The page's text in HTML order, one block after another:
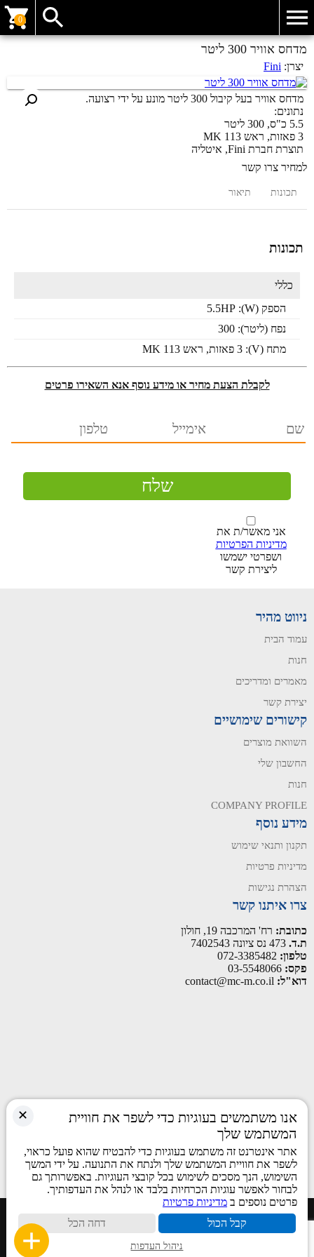
0
מדחס אוויר 300 ליטר
יצרן: Fini
מדחס אוויר בעל קיבול 300 ליטר מונע על ידי רצועה.
נתונים:
5.5 כ"ס, 300 ליטר
3 פאזות, ראש 113 MK
תוצרת חברת Fini, איטליה
למחיר צרו קשר
תכונות תיאור
תכונות
כללי
הספק (W):
5.5HP
נפח (ליטר): 300
מתח (V):
3 פאזות, ראש 113 MK
לקבלת הצעת מחיר או מידע נוסף אנא השאירו פרטים
אני מאשר/ת את
מדיניות הפרטיות
ושפרטי ישמשו
ליצירת קשר
ניווט מהיר
עמוד הבית
חנות
מאמרים ומדריכים
יצירת קשר
קישורים שימושיים
השוואת מוצרים
החשבון שלי
חנות
COMPANY PROFILE
מידע נוסף
תקנון ותנאי שימוש
מדיניות פרטיות
הצהרת נגישות
צרו איתנו קשר
כתובת: רח' המרכבה 19, חולון
ת.ד.
טלפון:
פקס:
דוא"ל:
כל הזכויות שמורות © 2026
Site by Linker
✕
אנו משתמשים בעוגיות כדי לשפר את חוויית
המשתמש שלך
אתר אינטרנט זה משתמש בעוגיות כדי להבטיח שהוא פועל כראוי,
לשפר את חוויית המשתמש שלך ולנתח את התנועה. על ידי המשך
השימוש, הנך מסכים לשימוש בכל קובצי העוגיות. באפשרותך גם
לבחור לאפשר עוגיות הכרחיות בלבד או לנהל את העדפותיך.
פרטים נוספים ב מדיניות פרטיות
קבל הכול
דחה הכל
ניהול העדפות